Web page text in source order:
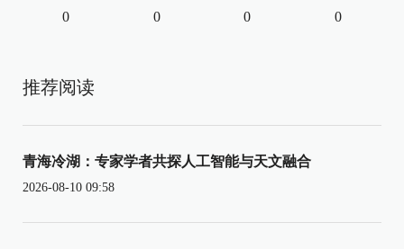
0 0 0 0
推荐阅读
青海冷湖：专家学者共探人工智能与天文融合
2026-08-10 09:58